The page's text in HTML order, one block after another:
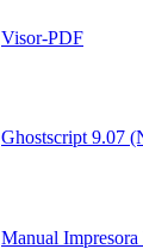
Visor-PDF
Ghostscript 9.07
Manual